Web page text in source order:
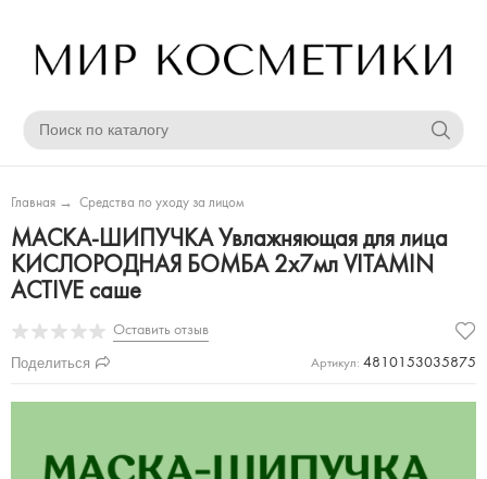
Главная → Средства по уходу за лицом
МАСКА-ШИПУЧКА Увлажняющая для лица
КИСЛОРОДНАЯ БОМБА 2х7мл VITAMIN
ACTIVE саше
Оставить отзыв
Поделиться Артикул: 4810153035875